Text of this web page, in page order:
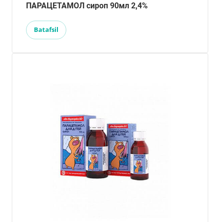
ПАРАЦЕТАМОЛ сироп 90мл 2,4%
Batafsil